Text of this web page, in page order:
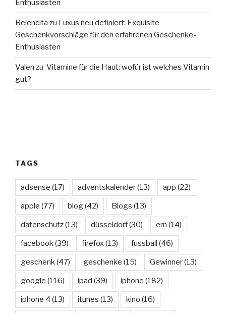
Enthusiasten
Belencita zu Luxus neu definiert: Exquisite
Geschenkvorschläge für den erfahrenen Geschenke-
Enthusiasten
Valen zu Vitamine für die Haut: wofür ist welches Vitamin
gut?
TAGS
adsense (17) adventskalender(13) app (22)
apple (77) blog(42) Blogs (13)
datenschutz(13) düsseldorf(30) em (14)
facebook(39) firefox(13) fussball (46)
geschenk(47) geschenke (15) Gewinner(13)
google (116) ipad (39) iphone (182)
iphone 4 (13) itunes (13) kino (16)